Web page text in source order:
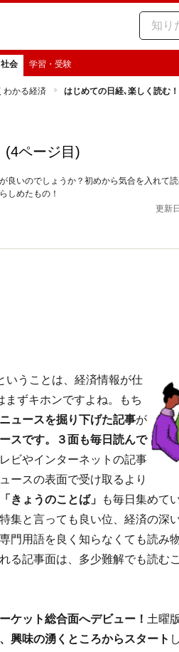
社会 学習・受験
わかる経済 はじめての日経､楽しく読む！
(4ページ目)
良いのでしょうか？初めから気合を入れて
しめたもの！
更新
いうことは、経済情報が仕
まずキホンですよね。もち
ュースを掘り下げた記事が
スです。３面も毎日読んで
ビやインターネットの記事
ースの表面で受け取るより
「きょうのことば」
も毎日集めて
集と言っても良い位、経済の深
門用語を良く知らなくても読み
る記事面は、多少難解でも読む
ケット総合面へデビュー！ 土曜
興味の湧くところからスタート